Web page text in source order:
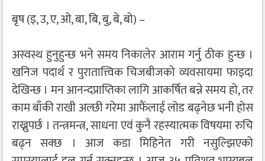
बृष (इ, उ, ए, ओ, बा, बि, बु, बे, बो) –
अस्वस्थ हुनुहुन्छ भने समय निकालेर आराम गर्नु ठीक हुन्छ ।
खनिज पदार्थ र पुरातात्त्विक चिजबीजको व्यवसायमा फाइदा
देखिन्छ । मन आनन्दप्राप्तिका लागि आकर्षित बन्ने समय हो, तर
काम बाँकी राखी अल्छी गरेमा आफैंलाई लोड बढ्नेछ भनी होस
राख्नुपर्छ । तन्त्रमन्त्र, साधना एवं कुनै रहस्यात्मक विषयमा रुचि
बढ्न सक्छ । आज कडा मिहिनेत गरी नसुल्झिएको